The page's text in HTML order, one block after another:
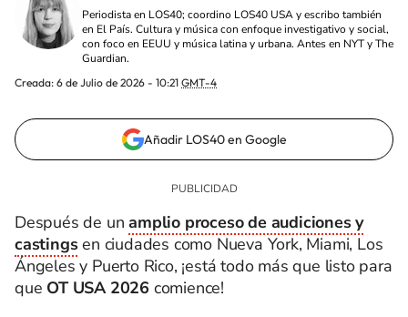
Periodista en LOS40; coordino LOS40 USA y escribo también
en El País. Cultura y música con enfoque investigativo y social,
con foco en EEUU y música latina y urbana. Antes en NYT y The
Guardian.
Creada: 6 de Julio de 2026 - 10:21 GMT-4
Añadir LOS40 en Google
Después de unamplio proceso de audiciones y
castings en ciudades como Nueva York, Miami, Los
Ángeles y Puerto Rico, ¡está todo más que listo para
que OT USA 2026 comience!